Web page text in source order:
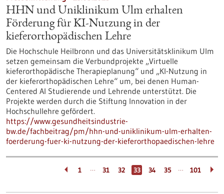
HHN und Uniklinikum Ulm erhalten
Förderung für KI-Nutzung in der
kieferorthopädischen Lehre
Die Hochschule Heilbronn und das Universitätsklinikum Ulm
setzen gemeinsam die Verbundprojekte „Virtuelle
kieferorthopädische Therapieplanung“ und „KI-Nutzung in
der kieferorthopädischen Lehre“ um, bei denen Human-
Centered AI Studierende und Lehrende unterstützt. Die
Projekte werden durch die Stiftung Innovation in der
Hochschullehre gefördert.
https://www.gesundheitsindustrie-
bw.de/fachbeitrag/pm/hhn-und-uniklinikum-ulm-erhalten-
foerderung-fuer-ki-nutzung-der-kieferorthopaedischen-lehre
1 … 31 32 33 34 35 … 101